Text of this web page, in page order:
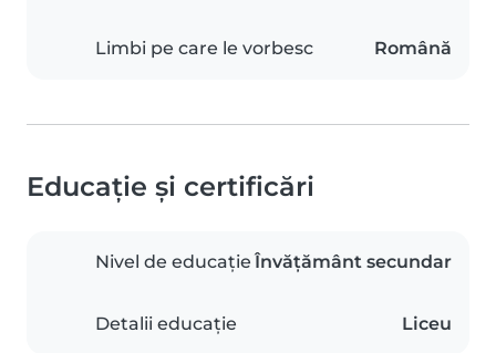
Limbi pe care le vorbesc Română
Educație și certificări
Nivel de educație Învățământ secundar
Detalii educație Liceu